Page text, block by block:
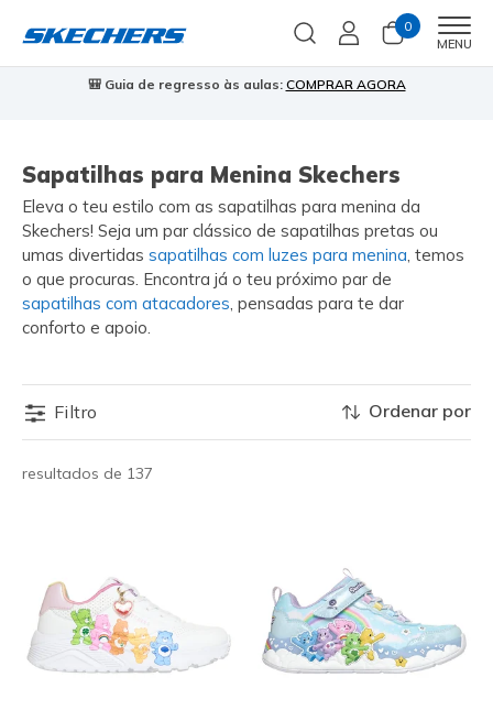
0
MENU
🎒 Guia de regresso às aulas: COMPRAR AGORA
Sapatilhas para Menina Skechers
Eleva o teu estilo com as sapatilhas para menina da
Skechers! Seja um par clássico de sapatilhas pretas ou
umas divertidas sapatilhas com luzes para menina, temos
o que procuras. Encontra já o teu próximo par de
sapatilhas com atacadores, pensadas para te dar
conforto e apoio.
Filtro
resultados de 137
Ordenar por